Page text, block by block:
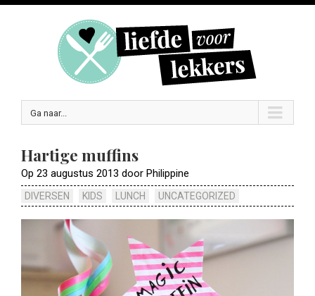
Ga naar...
Hartige muffins
Op 23 augustus 2013 door Philippine
DIVERSEN KIDS LUNCH UNCATEGORIZED